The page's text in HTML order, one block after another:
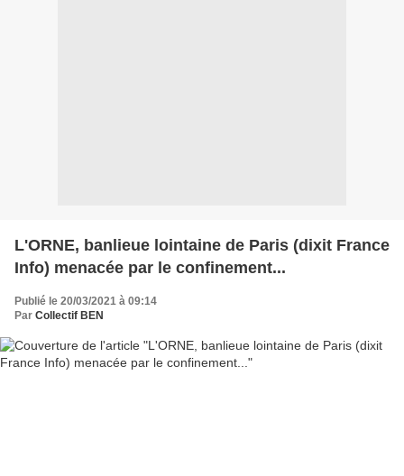
L'ORNE, banlieue lointaine de Paris (dixit France
Info) menacée par le confinement...
Publié le 20/03/2021 à 09:14
Par Collectif BEN